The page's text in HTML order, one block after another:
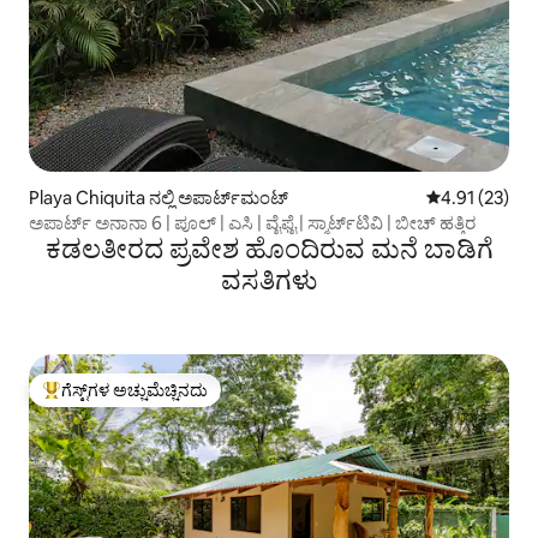
Playa Chiquita ನಲ್ಲಿ ಅಪಾರ್ಟ್‌ಮಂಟ್ 5 ರಲ್ಲಿ 4.91
4.91 (23)
ಅಪಾರ್ಟ್ ಅನಾನಾ 6 | ಪೂಲ್ | ಎಸಿ | ವೈಫೈ | ಸ್ಮಾರ್ಟ್‌ಟಿವಿ | ಬೀಚ್ ಹತ್ತಿರ
ಕಡಲತೀರದ ಪ್ರವೇಶ ಹೊಂದಿರುವ ಮನೆ ಬಾಡಿಗೆ
ವಸತಿಗಳು
ಗೆಸ್ಟ್‌ಗಳಿಗೆ ಅತಿ ಹೆಚ್ಚು ಅಚ್ಚುಮೆಚ್ಚಿನದು
ಗೆಸ್ಟ್‌ಗಳ ಅಚ್ಚುಮೆಚ್ಚಿನದು